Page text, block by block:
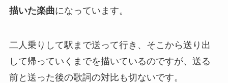
描いた楽曲になっています。
二人乗りして駅まで送って行き、そこから送り出
して帰っていくまでを描いているのですが、送る
前と送った後の歌詞の対比も切ないです。